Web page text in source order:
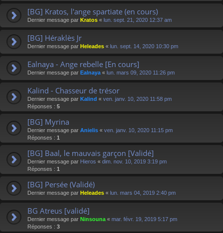
[BG] Kratos, l'ange spartiate (en cours)
Dernier message par Kratos « lun. sept. 21, 2020 12:37 am
[BG] Héraklès Jr
Dernier message par Heleades « lun. sept. 14, 2020 10:30 pm
Ealnaya - Ange rebelle [En cours]
Dernier message par Ealnaya « lun. mars 09, 2020 11:26 pm
Kalind - Chasseur de trésor
Dernier message par Kalind « ven. janv. 10, 2020 11:58 pm
Réponses : 5
[BG] Myrina
Dernier message par Anielis « ven. janv. 10, 2020 11:15 pm
Réponses : 1
[BG] Baal, le mauvais garçon [Validé]
Dernier message par Hieros « dim. nov. 10, 2019 3:19 pm
Réponses : 1
[BG] Persée (Validé)
Dernier message par Heleades « lun. mars 04, 2019 2:40 pm
BG Atreus [validé]
Dernier message par Ninsouna « mar. févr. 19, 2019 5:17 pm
Réponses : 3